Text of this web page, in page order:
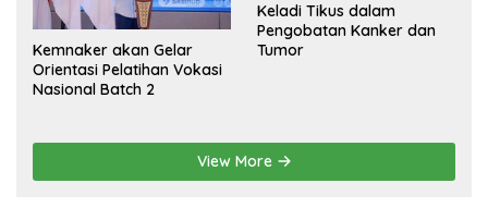
Kemnaker akan Gelar
Orientasi Pelatihan Vokasi
Nasional Batch 2
Keladi Tikus dalam
Pengobatan Kanker dan
Tumor
View More